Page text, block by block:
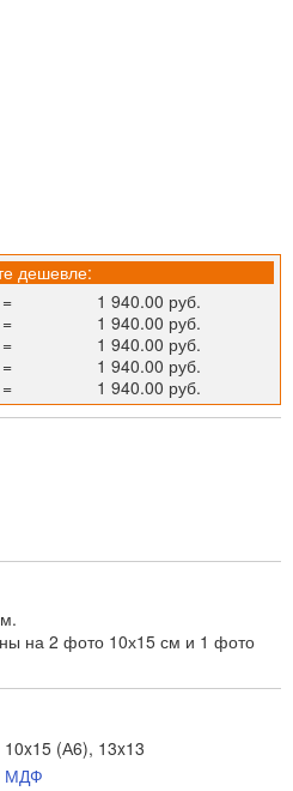
дешевле:
=
1 940.00 руб.
=
1 940.00 руб.
=
1 940.00 руб.
=
1 940.00 руб.
= 1 940.00 руб.
на 2 фото 10х15 см и 1 фото
10x15 (А6), 13x13
МДФ